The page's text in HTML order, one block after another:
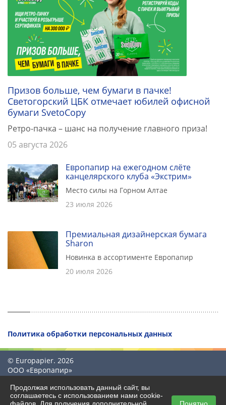
Призов больше, чем бумаги в пачке!
Светогорский ЦБК отмечает юбилей офисной
бумаги SvetoCopy
Ретро-пачка – шанс на получение главного приза!
05 августа 2026
Европапир на ежегодном слёте
канцелярского клуба «Экстрим»
Место силы на Горном Алтае
23 июля 2026
Премиальная дизайнерская бумага
Sharon
Новинка в ассортименте Европапир
20 июля 2026
Политика обработки персональных данных
© Europapier. 2026
ООО «Европапир»
Продолжая использовать данный сайт, вы
соглашаетесь с использованием нами cookie-